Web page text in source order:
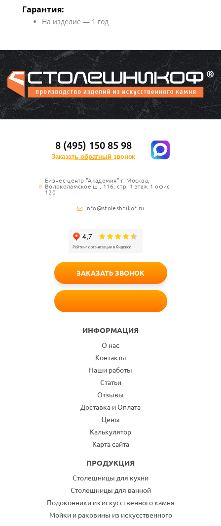
Гарантия:
На изделие — 1 год
8 (495) 150 85 98
Заказать обратный звонок
Бизнес-центр "Академия" г. Москва,
Волоколамское ш., 116, стр. 1 этаж 1 офис
120
Info@stoleshnikof.ru
ИНФОРМАЦИЯ
О нас
Контакты
Наши работы
Статьи
Отзывы
Доставка и Оплата
Цены
Калькулятор
Карта сайта
ПРОДУКЦИЯ
Столешницы для кухни
Столешницы для ванной
Подоконники из искусственного камня
Мойки и раковины из искусственного
ЗАКАЗАТЬ ЗВОНОК